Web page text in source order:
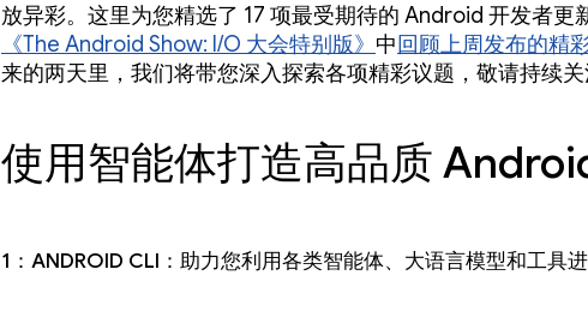
放异彩。这里为您精选了 17 项最受期待的 Android 开发者更
《The Android Show: I/O 大会特别版》 中 回顾上周发布的精
来的两天里，我们将带您深入探索各项精彩议题，敬请持续关
使用智能体打造高品质
1：Android CLI：助力您利用各类智能体、大语言模型和工具